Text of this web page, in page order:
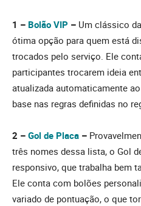
1 – Bolão VIP – Um clássico
ótima opção para quem está
trocados pelo serviço. Ele
participantes trocarem ideia
atualizada automaticamente
base nas regras definidas no
2 – Gol de Placa –
três nomes dessa lista, o Gol
responsivo, que trabalha bem
Ele conta com bolões
variado de pontuação, o que